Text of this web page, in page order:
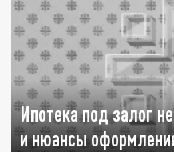
Ипотека под залог
и нюансы